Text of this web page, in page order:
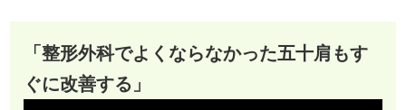
「整形外科でよくならなかった五十肩もす
ぐに改善する」